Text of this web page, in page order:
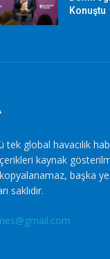
Konuştu
tek global havacılık
kaynak
başka
saklıdır.